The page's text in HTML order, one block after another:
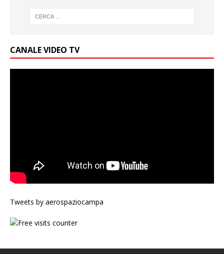
CANALE VIDEO TV
Tweets by aerospaziocampa